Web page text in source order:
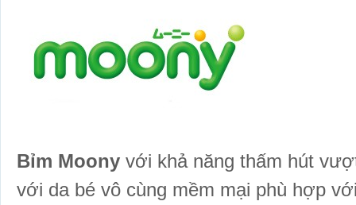
Bỉm Moony với khả năng thấm hút
với da bé vô cùng mềm mại phù hợp